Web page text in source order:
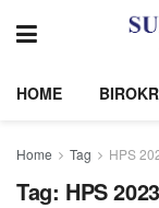
HOME
Home Tag HPS
Tag: HPS 2023